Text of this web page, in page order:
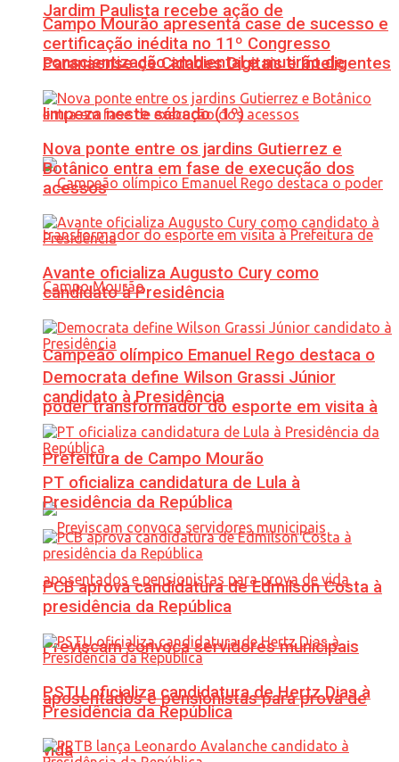
Jardim Paulista recebe ação de
conscientização ambiental e mutirão de
limpeza neste sábado (1º)
Campeão olímpico Emanuel Rego destaca o
poder transformador do esporte em visita à
Prefeitura de Campo Mourão
Previscam convoca servidores municipais
aposentados e pensionistas para prova de
vida
Campo Mourão apresenta case de sucesso e
certificação inédita no 11º Congresso
Paranaense de Cidades Digitais e Inteligentes
Nova ponte entre os jardins Gutierrez e
Botânico entra em fase de execução dos
acessos
Avante oficializa Augusto Cury como
candidato à Presidência
Democrata define Wilson Grassi Júnior
candidato à Presidência
PT oficializa candidatura de Lula à
Presidência da República
PCB aprova candidatura de Edmilson Costa à
presidência da República
PSTU oficializa candidatura de Hertz Dias à
Presidência da República